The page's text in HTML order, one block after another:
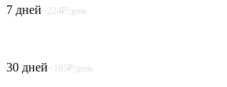
7 дней~224₽/день
30 дней~105₽/день